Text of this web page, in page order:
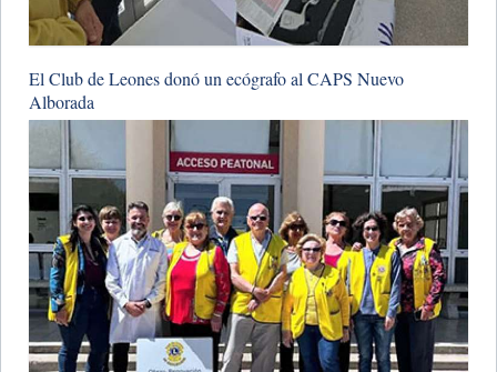
​El Club de Leones donó un ecógrafo al CAPS Nuevo
Alborada